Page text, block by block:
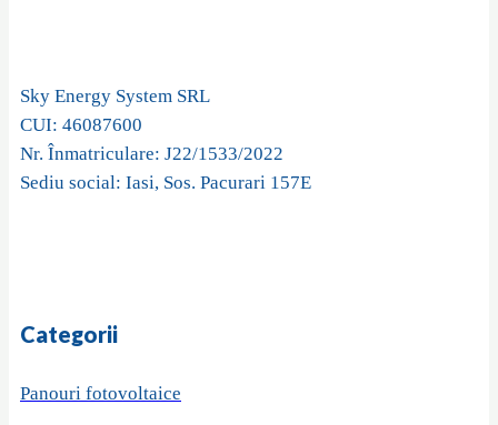
Sky Energy System SRL
CUI: 46087600
Nr. Înmatriculare: J22/1533/2022
Sediu social: Iasi, Sos. Pacurari 157E
Categorii
Panouri fotovoltaice